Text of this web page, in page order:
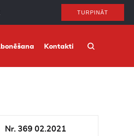
TURPINĀT
Kontakti
Nr. 369 02.2021